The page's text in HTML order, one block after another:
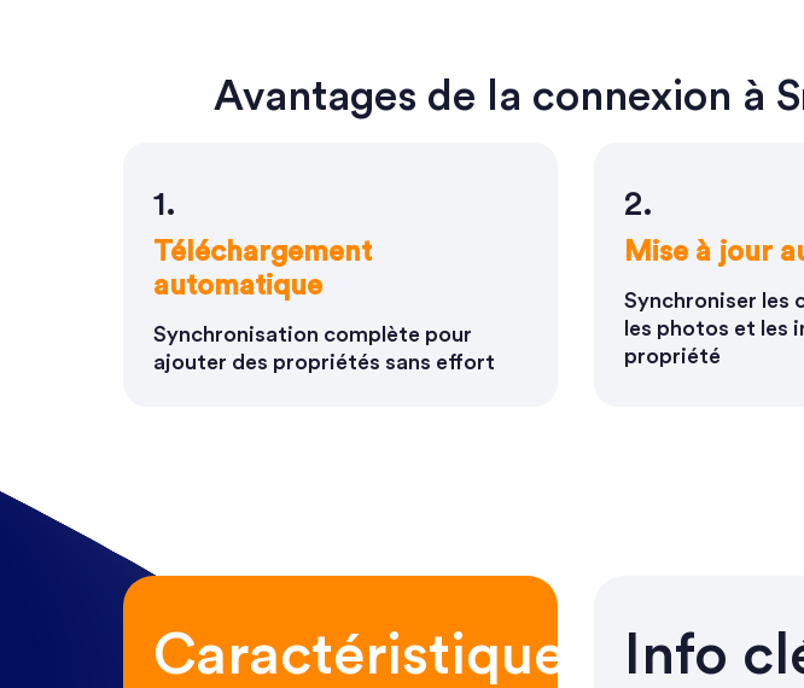
Avantages de la connexion à
1.
Téléchargement
automatique
Synchronisation complète pour
ajouter des propriétés sans effort
2.
Mise à jour
Synchroniser les
les photos et les
propriété
Caractéristiques
Info